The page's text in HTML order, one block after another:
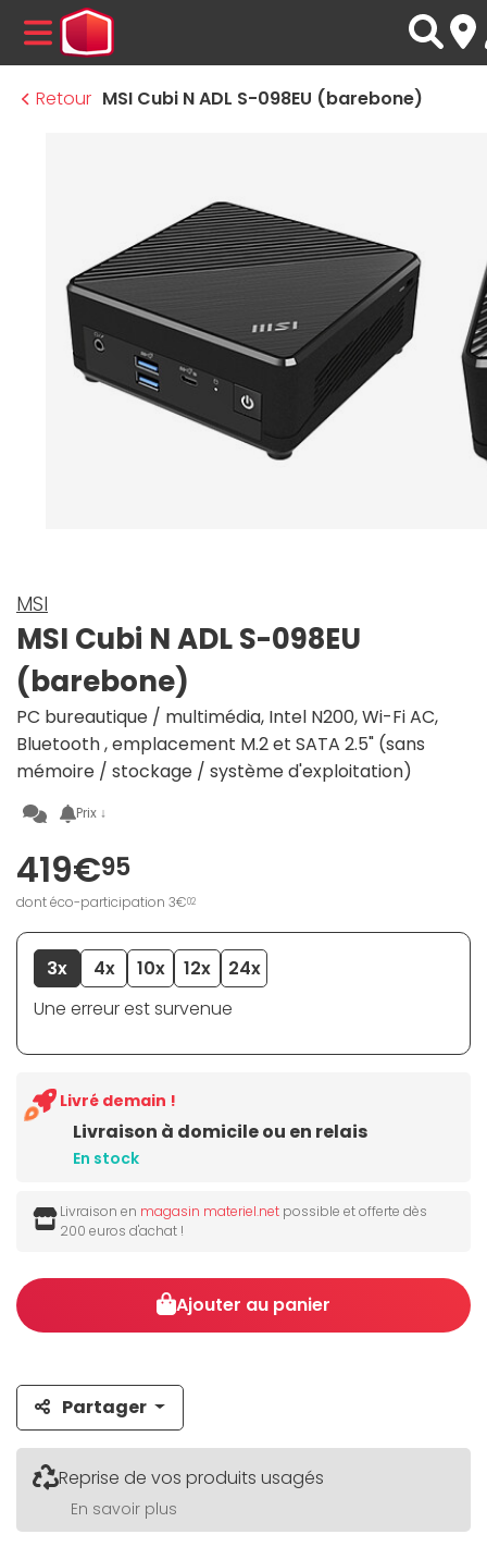
MENU
Retour MSI Cubi N ADL S-098EU (barebone)
MSI
MSI Cubi N ADL S-098EU
(barebone)
PC bureautique / multimédia, Intel N200, Wi-Fi AC,
Bluetooth , emplacement M.2 et SATA 2.5" (sans
mémoire / stockage / système d'exploitation)
Prix ↓
419€95
dont éco-participation 3€02
3x 4x 10x 12x
24x
Une erreur est survenue
Livraison à domicile ou en relais
En stock
Livré demain !
Livraison en magasin materiel.net possible et offerte dès
200 euros d'achat !
Ajouter au panier
Partager
Reprise de vos produits usagés
En savoir plus